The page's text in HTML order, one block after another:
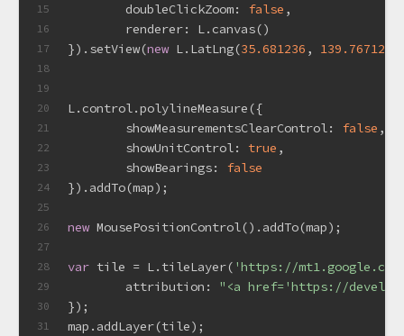
15
16
17
18
19
20
21
22
23
24
25
26
27
28
29
30
31
	doubleClickZoom:
false ,
	renderer: L.canvas()
}).setView(new L.LatLng(35.681236 , 139.767125
L.control.polylineMeasure({
	showMeasurementsClearControl:
false ,
	showUnitControl:
true ,
	showBearings:
false
}).addTo(map);
new MousePositionControl().addTo(map);
var tile = L.tileLayer( 'https://
	attribution:
"<a href='https://
});
map.addLayer(tile);